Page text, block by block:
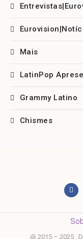
Mais
LatinPop
Grammy Latino
Chismes
@ 2015 – 2025 .